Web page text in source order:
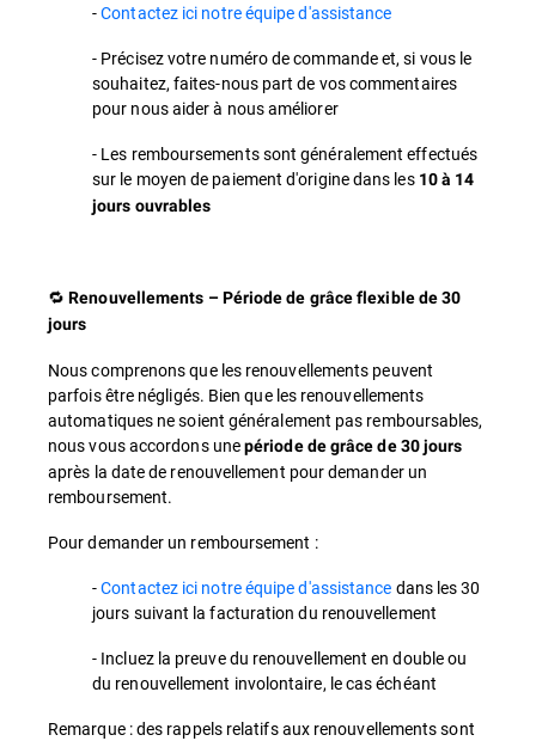
-Contactez ici notre équipe d'assistance
- Précisez votre numéro de commande et, si vous le
souhaitez, faites-nous part de vos commentaires
pour nous aider à nous améliorer
- Les remboursements sont généralement effectués
sur le moyen de paiement d'origine dans les 10 à 14
jours ouvrables
🔁Renouvellements – Période de grâce flexible de 30
jours
Nous comprenons que les renouvellements peuvent
parfois être négligés. Bien que les renouvellements
automatiques ne soient généralement pas remboursables,
nous vous accordons unepériode de grâce de 30 jours
après la date de renouvellement pour demander un
remboursement.
Pour demander un remboursement :
-Contactez ici notre équipe d'assistance dans les 30
jours suivant la facturation du renouvellement
- Incluez la preuve du renouvellement en double ou
du renouvellement involontaire, le cas échéant
Remarque : des rappels relatifs aux renouvellements sont